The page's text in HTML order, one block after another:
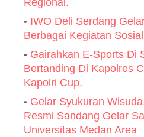
Regional.
IWO Deli Serdang
Berbagai Kegiatan
Gairahkan E-Sports Di
Bertanding Di Kapolres
Kapolri Cup.
Gelar Syukuran
Resmi Sandang Gelar
Universitas Medan Area